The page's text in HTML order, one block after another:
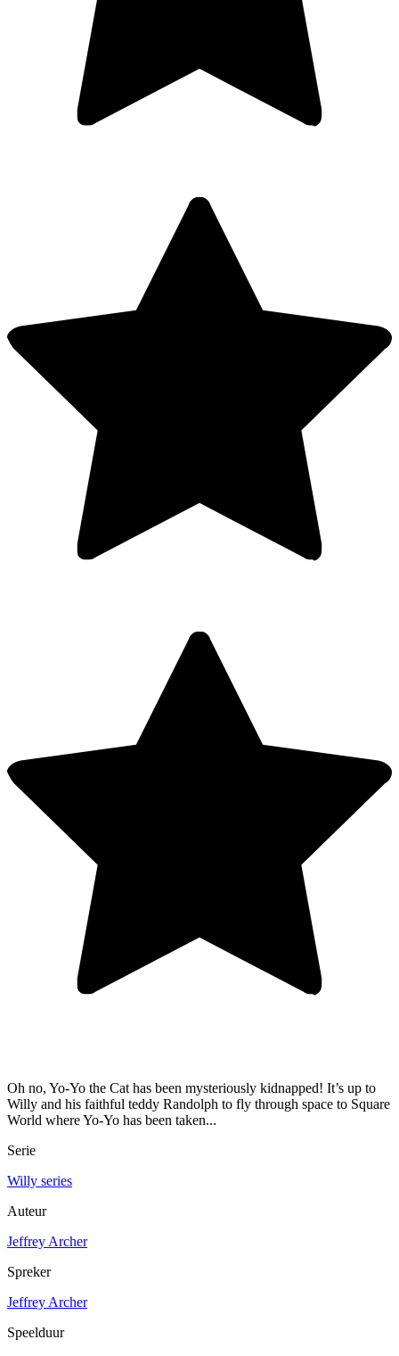
Oh no, Yo-Yo the Cat has been mysteriously kidnapped! It’s up to
Willy and his faithful teddy Randolph to fly through space to Square
World where Yo-Yo has been taken...
Serie
Willy series
Auteur
Jeffrey Archer
Spreker
Jeffrey Archer
Speelduur